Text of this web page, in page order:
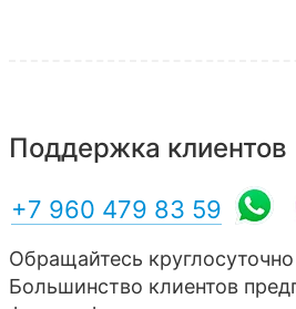
Поддержка клиентов
+7 960 479 83 59
Обращайтесь
Большинство клиентов